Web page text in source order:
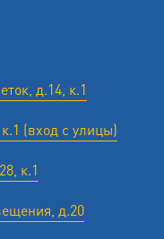
д.14, к.1
(вход с улицы)
к.1
д.20